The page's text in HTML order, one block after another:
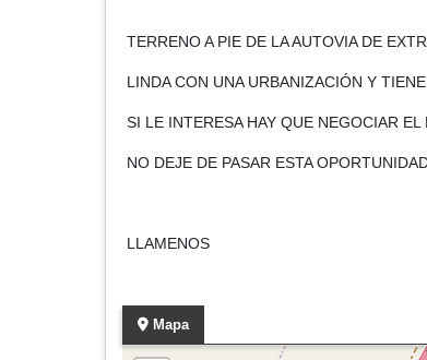
TERRENO A PIE DE LA AUTOVIA DE
LINDA CON UNA URBANIZACIÓN Y
SI LE INTERESA HAY QUE NEGOCIAR
NO DEJE DE PASAR ESTA
LLAMENOS
Mapa